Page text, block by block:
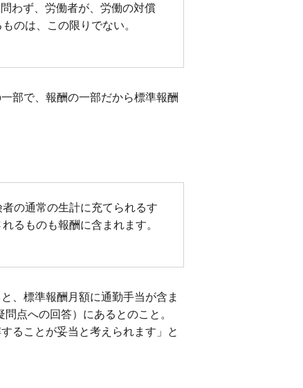
わず、労働者が、労働の対償
のは、この限りでない。
部で、報酬の一部だから標準報酬
の通常の生計に充てられるす
るものも報酬に含まれます。
、標準報酬月額に通勤手当が含ま
点への回答）にあるとのこと。
ることが妥当と考えられます」と